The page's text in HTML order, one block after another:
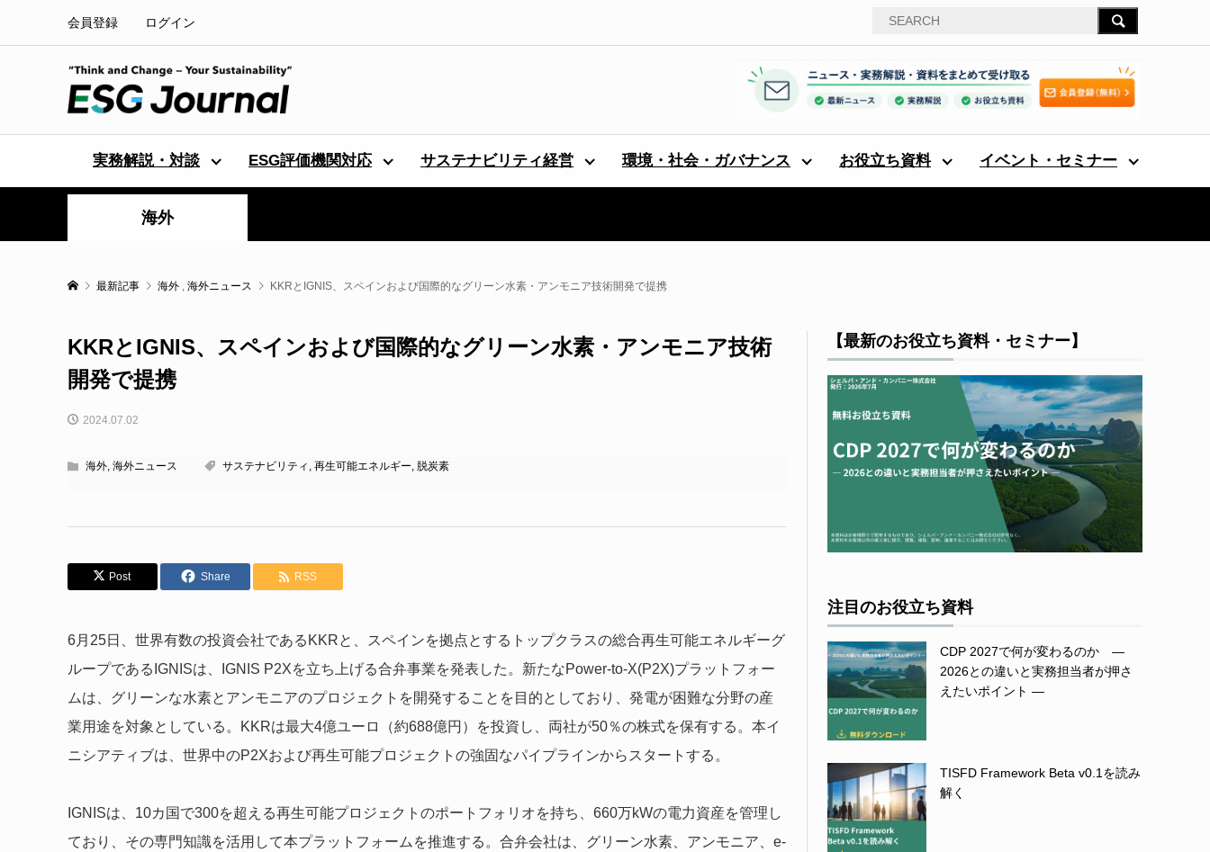
会員登録 ログイン
実務解説・対談 ESG評価機関対応 サステナビリティ経営 環境・社会・ガバナンス お役立ち資料 イベント・セミナー
海外
最新記事 海外 , 海外ニュース KKRとIGNIS、スペインおよび国際的なグリーン水素・アンモニア技術開発で提携
KKRとIGNIS、スペインおよび国際的なグリーン水素・アンモニア技術
開発で提携
2024.07.02
海外, 海外ニュース サステナビリティ , 再生可能エネルギー, 脱炭素
Post Share RSS
6月25日、世界有数の投資会社であるKKRと、スペインを拠点とするトップクラスの総合再生可能エネルギーグ
ループであるIGNISは、IGNIS P2Xを立ち上げる合弁事業を発表した。新たなPower-to-X(P2X)プラットフォー
ムは、グリーンな水素とアンモニアのプロジェクトを開発することを目的としており、発電が困難な分野の産
業用途を対象としている。KKRは最大4億ユーロ（約688億円）を投資し、両社が50％の株式を保有する。本イ
ニシアティブは、世界中のP2Xおよび再生可能プロジェクトの強固なパイプラインからスタートする。
IGNISは、10カ国で300を超える再生可能プロジェクトのポートフォリオを持ち、660万kWの電力資産を管理し
ており、その専門知識を活用して本プラットフォームを推進する。合弁会社は、グリーン水素、アンモニア、e-
【最新のお役立ち資料・セミナー】
注目のお役立ち資料
CDP 2027で何が変わるのか ―
2026との違いと実務担当者が押さ
えたいポイント ―
TISFD Framework Beta v0.1を読み
解く